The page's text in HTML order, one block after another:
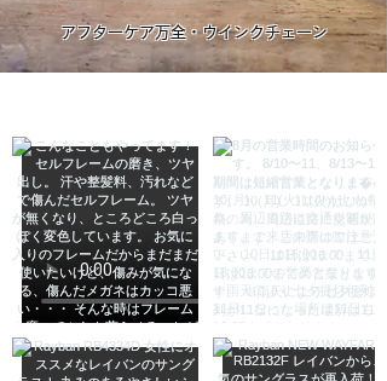
アフターケア万全・ウインクチェーン